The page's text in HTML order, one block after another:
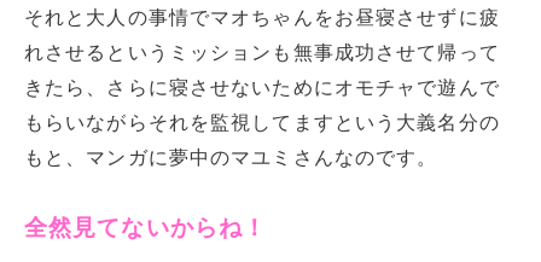
それと大人の事情でマオちゃんをお昼寝させずに疲
れさせるというミッションも無事成功させて帰って
きたら、さらに寝させないためにオモチャで遊んで
もらいながらそれを監視してますという大義名分の
もと、マンガに夢中のマユミさんなのです。
全然見てないからね！